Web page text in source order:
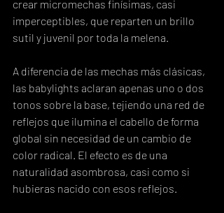
crear micromechas finísimas, casi
imperceptibles, que reparten un brillo
sutil y juvenil por toda la melena.
A diferencia de las mechas más clásicas,
las babylights aclaran apenas uno o dos
tonos sobre la base, tejiendo una red de
reflejos que ilumina el cabello de forma
global sin necesidad de un cambio de
color radical. El efecto es de una
naturalidad asombrosa, casi como si
hubieras nacido con esos reflejos.